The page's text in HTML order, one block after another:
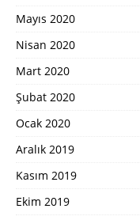
Mayıs 2020
Nisan 2020
Mart 2020
Şubat 2020
Ocak 2020
Aralık 2019
Kasım 2019
Ekim 2019